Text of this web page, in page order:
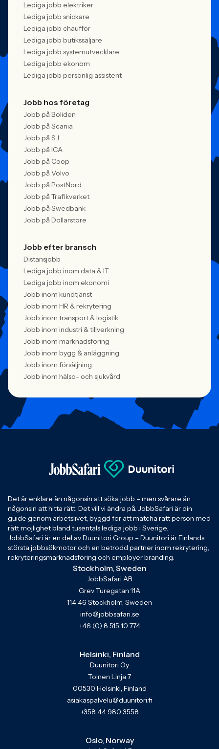
Lediga jobb elektriker
Lediga jobb snickare
Lediga jobb chaufför
Lediga jobb butikssäljare
Lediga jobb systemutvecklare
Lediga jobb ekonom
Lediga jobb personlig assistent
Jobb hos företag
Jobb på Boliden
Jobb på Scania
Jobb på SJ
Jobb på ICA
Jobb på Coop
Jobb på Volvo
Jobb på PostNord
Jobb på Trafikverket
Jobb på Swedbank
Jobb på Dollarstore
Jobb efter bransch
Distansjobb
Lediga jobb inom data & IT
Lediga jobb inom ekonomi
Jobb inom kundtjänst
Jobb inom HR & rekrytering
Jobb inom transport & logistik
Jobb inom industri & tillverkning
Jobb inom marknadsföring
Jobb inom bygg & anläggning
Jobb inom försäljning
Jobb inom hälso- och sjukvård
Det är enklare än någonsin att söka jobb – men svårare än
någonsin att hitta rätt. Det vill vi ändra på. JobbSafari är din
guide genom arbetslivet, byggd för att matcha rätt person med
rätt möjlighet bland tusentals lediga jobb i Sverige.
JobbSafari är en del av Duunitori Group – Duunitori är Finlands
största jobbsökmotor och en betrodd partner inom rekrytering,
rekryteringsmarknadsföring och employer branding.
Stockholm, Sweden
JobbSafari AB
Grev Turegatan 11A
114 46 Stockholm, Sweden
info@jobbsafari.se
+46 (0) 8 515 10 774
Helsinki, Finland
Duunitori Oy
Toinen Linja 7
00530 Helsinki, Finland
asiakaspalvelu@duunitori.fi
+358 44 980 3558
Oslo, Norway